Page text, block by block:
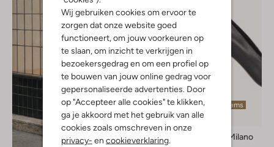
Wij gebruiken cookies om ervoor te
zorgen dat onze website goed
functioneert, om jouw voorkeuren op
te slaan, om inzicht te verkrijgen in
bezoekersgedrag en om een profiel op
te bouwen van jouw online gedrag voor
gepersonaliseerde advertenties. Door
op "Accepteer alle cookies" te klikken,
ga je akkoord met het gebruik van alle
cookies zoals omschreven in onze
privacy- en cookieverklaring.
Laatste items
-20%
Twinset Milano